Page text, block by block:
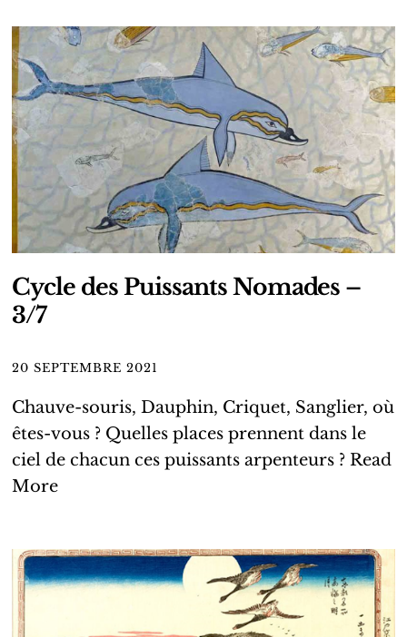
Cycle des Puissants Nomades –
3/7
20 SEPTEMBRE 2021
Chauve-souris, Dauphin, Criquet, Sanglier, où
êtes-vous ? Quelles places prennent dans le
ciel de chacun ces puissants arpenteurs ?Read
More